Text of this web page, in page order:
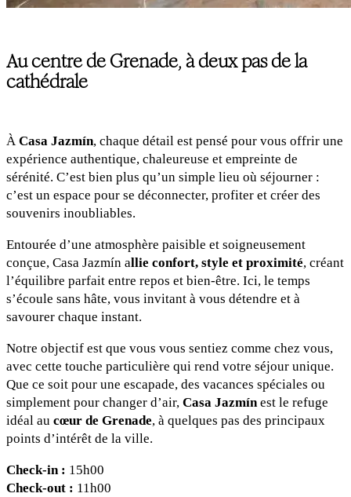
Au centre de Grenade, à deux pas de la
cathédrale
À Casa Jazmín, chaque détail est pensé pour vous offrir une
expérience authentique, chaleureuse et empreinte de
sérénité. C’est bien plus qu’un simple lieu où séjourner :
c’est un espace pour se déconnecter, profiter et créer des
souvenirs inoubliables.
Entourée d’une atmosphère paisible et soigneusement
conçue, Casa Jazmín allie confort, style et proximité, créant
l’équilibre parfait entre repos et bien-être. Ici, le temps
s’écoule sans hâte, vous invitant à vous détendre et à
savourer chaque instant.
Notre objectif est que vous vous sentiez comme chez vous,
avec cette touche particulière qui rend votre séjour unique.
Que ce soit pour une escapade, des vacances spéciales ou
simplement pour changer d’air, Casa Jazmínest le refuge
idéal au cœur de Grenade, à quelques pas des principaux
points d’intérêt de la ville.
Check-in : 15h00
Check-out : 11h00